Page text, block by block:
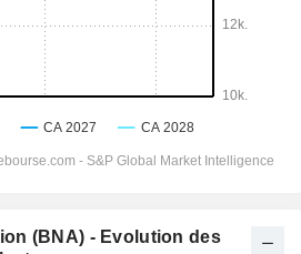
(BNA) - Evolution des